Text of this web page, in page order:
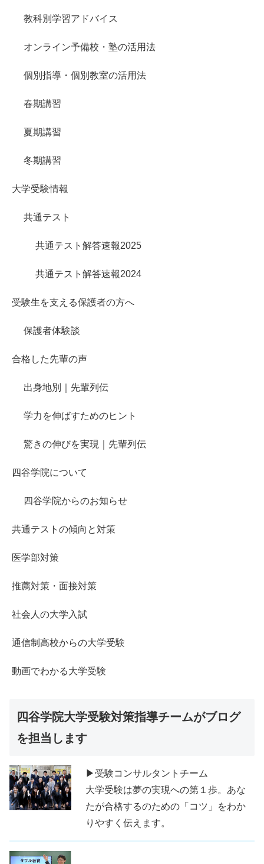
教科別学習アドバイス
オンライン予備校・塾の活用法
個別指導・個別教室の活用法
春期講習
夏期講習
冬期講習
大学受験情報
共通テスト
共通テスト解答速報2025
共通テスト解答速報2024
受験生を支える保護者の方へ
保護者体験談
合格した先輩の声
出身地別｜先輩列伝
学力を伸ばすためのヒント
驚きの伸びを実現｜先輩列伝
四谷学院について
四谷学院からのお知らせ
共通テストの傾向と対策
医学部対策
推薦対策・面接対策
社会人の大学入試
通信制高校からの大学受験
動画でわかる大学受験
四谷学院大学受験対策指導チームがブログ
を担当します
▶受験コンサルタントチーム
大学受験は夢の実現への第１歩。あな
たが合格するのための「コツ」をわか
りやすく伝えます。